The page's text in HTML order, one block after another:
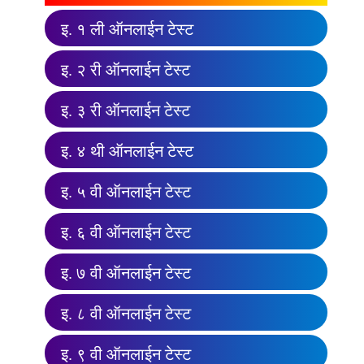
इ. १ ली ऑनलाईन टेस्ट
इ. २ री ऑनलाईन टेस्ट
इ. ३ री ऑनलाईन टेस्ट
इ. ४ थी ऑनलाईन टेस्ट
इ. ५ वी ऑनलाईन टेस्ट
इ. ६ वी ऑनलाईन टेस्ट
इ. ७ वी ऑनलाईन टेस्ट
इ. ८ वी ऑनलाईन टेस्ट
इ. ९ वी ऑनलाईन टेस्ट